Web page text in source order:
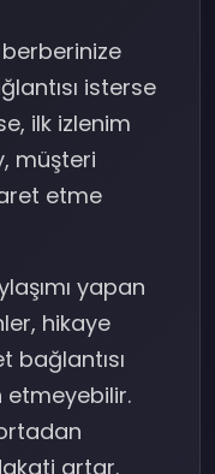
isterse
ilk izlenim
müşteri
etme
yapan
hikaye
bağlantısı
artar.